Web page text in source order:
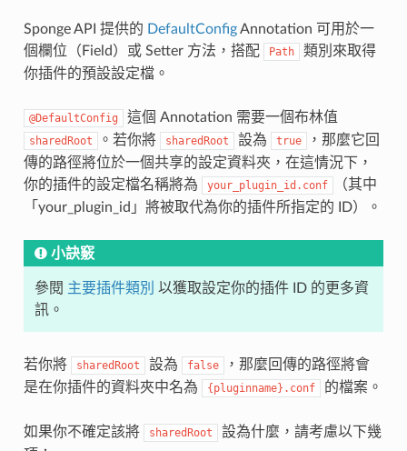
Sponge API 提供的 DefaultConfigAnnotation 可用於一
個欄位（Field）或 Setter 方法，搭配
Path
類別來取得
你插件的預設設定檔。
@DefaultConfig 這個 Annotation 需要一個布林值
sharedRoot 。若你將 sharedRoot 設為 true
，那麼它回
傳的路徑將位於一個共享的設定資料夾，在這情況下，
你的插件的設定檔名稱將為
your_plugin_id.conf
（其中
「your_plugin_id」將被取代為你的插件所指定的 ID）。
小訣竅
參閱 主要插件類別 以獲取設定你的插件 ID 的更多資
訊。
若你將 sharedRoot 設為 false
，那麼回傳的路徑將會
是在你插件的資料夾中名為
{pluginname}.conf 的檔案。
如果你不確定該將 sharedRoot
設為什麼，請考慮以下幾